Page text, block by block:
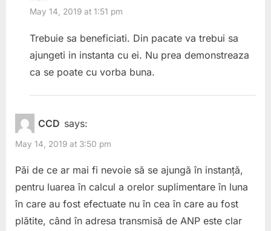
May 14, 2019 at 1:51 pm
Trebuie sa beneficiati. Din pacate va trebui sa
ajungeti in instanta cu ei. Nu prea demonstreaza
ca se poate cu vorba buna.
CCD says:
May 14, 2019 at 3:50 pm
Păi de ce ar mai fi nevoie să se ajungă în instanță,
pentru luarea în calcul a orelor suplimentare în luna
în care au fost efectuate nu în cea în care au fost
plătite, când în adresa transmisă de ANP este clar